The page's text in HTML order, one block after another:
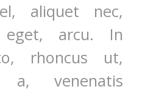
aliquet nec,
eget, arcu. In
rhoncus ut,
a, venenatis